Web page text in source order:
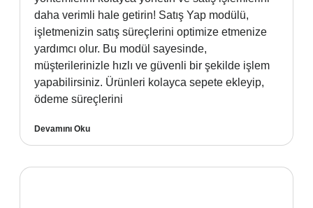
daha verimli hale getirin! Satış Yap modülü,
işletmenizin satış süreçlerini optimize etmenize
yardımcı olur. Bu modül sayesinde,
müşterilerinizle hızlı ve güvenli bir şekilde işlem
yapabilirsiniz. Ürünleri kolayca sepete ekleyip,
ödeme süreçlerini
Devamını Oku